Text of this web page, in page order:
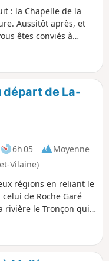
: la Chapelle de la
Aussitôt après, et
êtes conviés à
départ de La-
6h 05
Moyenne
Vilaine)
régions en reliant le
de Roche Garé
rivière le Tronçon qui
longeant une belle
le Château du
de